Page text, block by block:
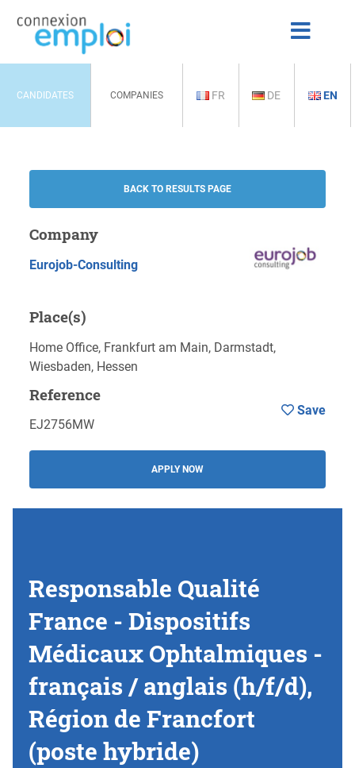
CANDIDATES COMPANIES FR DE EN
BACK TO RESULTS PAGE
Company
Eurojob-Consulting
Place(s)
Home Office, Frankfurt am Main, Darmstadt,
Wiesbaden, Hessen
Reference
EJ2756MW
APPLY NOW
Save
Responsable Qualité
France - Dispositifs
Médicaux Ophtalmiques -
français / anglais (h/f/d),
Région de Francfort
(poste hybride)